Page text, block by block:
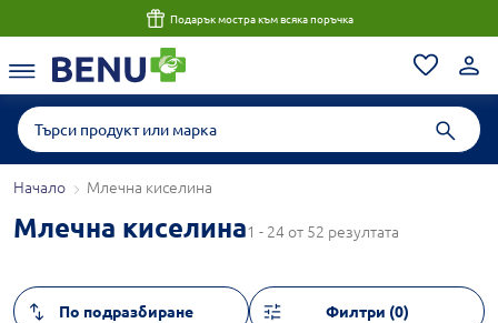
Подарък мостра към всяка поръчка
Начало Млечна киселина
Млечна киселина1 - 24 от 52 резултата
Филтри (0)